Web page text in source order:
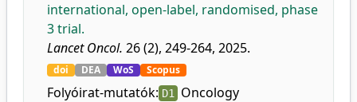
international, open-label, randomised, phase
3 trial.
Lancet Oncol. 26 (2), 249-264, 2025.
doi DEA WoS Scopus
Folyóirat-mutatók: D1 Oncology